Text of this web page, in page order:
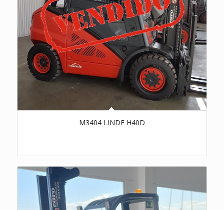
M3404 LINDE H40D